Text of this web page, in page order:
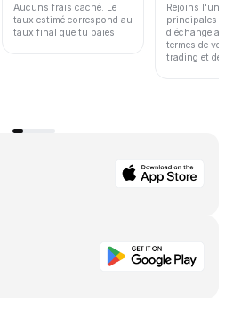
Aucuns frais caché. Le
taux estimé correspond au
taux final que tu paies.
Rejoins l'une
principales
d'échange au
termes de
trading et de